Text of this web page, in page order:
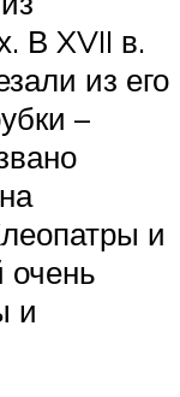
В XVII в.
из его
–
и
очень
и